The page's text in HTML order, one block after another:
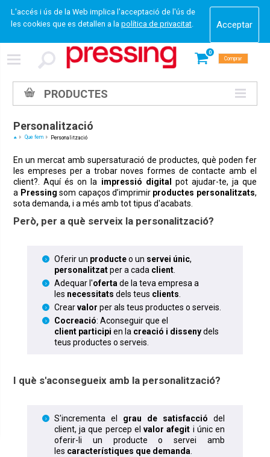
L'accés i ús de la Web implica l'acceptació de l'ús de
les cookies que es detallen a la política de privacitat.
0
Comprar
PRODUCTES
Personalització
Que fem Personalització
En un mercat amb supersaturació de productes, què poden fer
les empreses per a trobar noves formes de contacte amb el
client?. Aquí és on la impressió digital
pot ajudar-te, ja que
a Pressing som capaços d’imprimir productes personalitzats,
sota demanda, i a més amb tot tipus d'acabats.
Però, per a què serveix la personalització?
Oferir un producteo un servei únic,
personalitzatper a cada client.
Adequar l'ofertade la teva empresa a
les necessitats dels teus clients.
Crearvalor per als teus productes o serveis.
Cocreació: Aconseguir que el
client participi en la creació i dissenydels
teus productes o serveis.
I què s'aconsegueix amb la personalització?
S'incrementa el grau de satisfacció del
client, ja que percep elvalor afegit i únic en
oferir-li un producte o servei amb
les característiques que demanda.